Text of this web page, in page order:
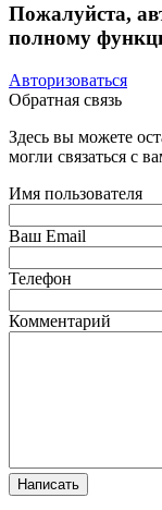
Пожалуйста,
полному
Авторизоваться
Обратная связь
Здесь вы можете
могли связаться с
Имя пользователя
Ваш Email
Телефон
Комментарий
Написать